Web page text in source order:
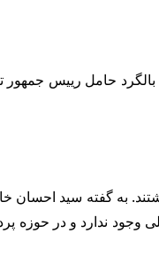
حامل رییس جمهور
به گفته سید
ندارد و در حوزه